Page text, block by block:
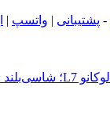
- پشتیبانی | واتسپ |
لوکانو L7؛ شاسی‌بلند جدید...